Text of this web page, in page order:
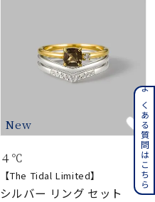
New
４℃
【The Tidal Limited】
シルバー リング セット
よくある質問はこちら